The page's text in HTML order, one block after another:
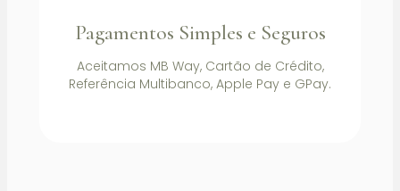
Pagamentos Simples e Seguros
Aceitamos MB Way, Cartão de Crédito,
Referência Multibanco, Apple Pay e GPay.